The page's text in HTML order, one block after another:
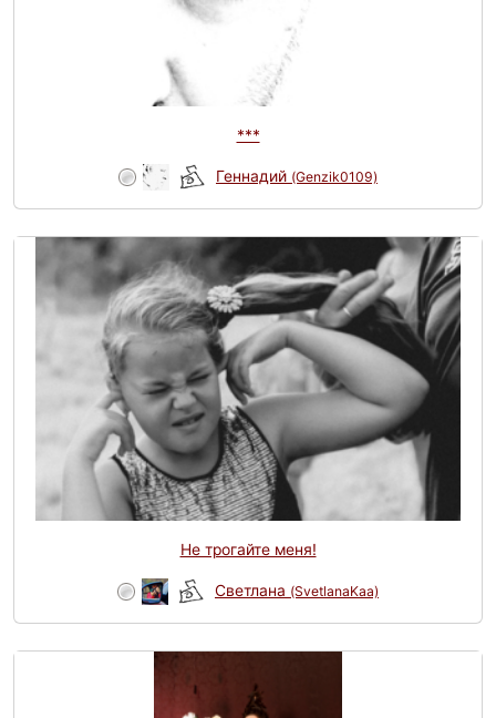
***
Геннадий (Genzik0109)
Не трогайте меня!
Светлана (SvetlanaKaa)